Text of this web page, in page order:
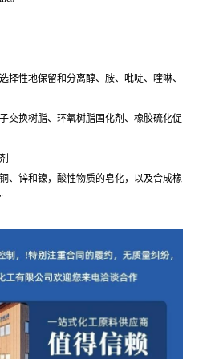
择性地保留和分离醇、胺、吡啶、喹啉、
交换树脂、环氧树脂固化剂、橡胶硫化促
、锌和镍，酸性物质的皂化，以及合成橡